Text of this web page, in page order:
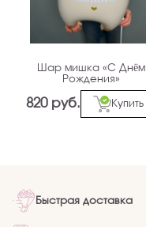
Шар мишка «С Днём
Рождения»
820 руб. Купить
Быстрая доставка